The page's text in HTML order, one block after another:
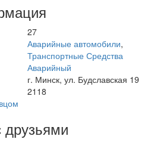
27
Аварийные автомобили,
Транспортные Средства
Аварийный
г. Минск, ул. Будславская 19
2118
друзьями